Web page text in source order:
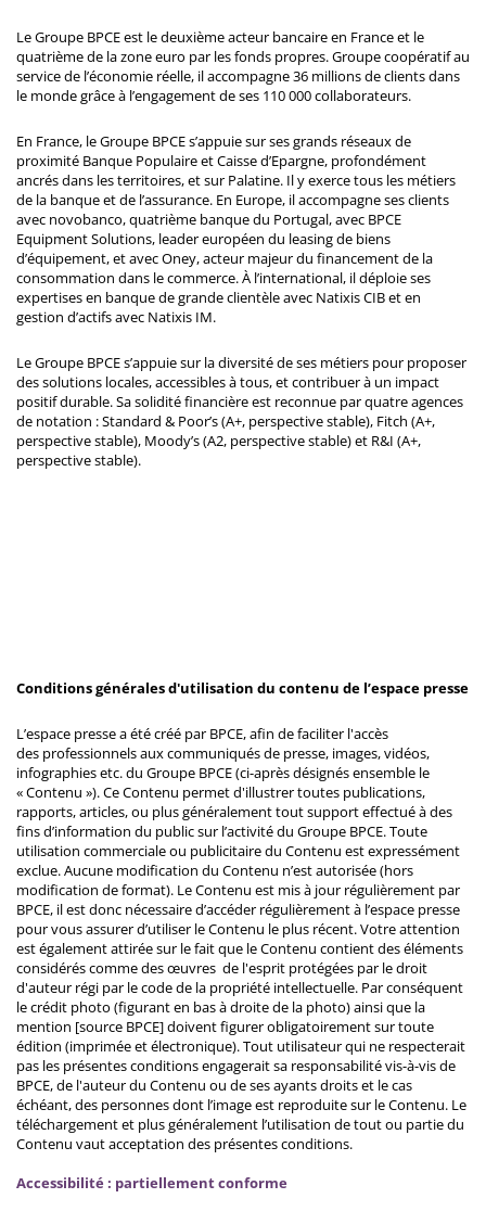
Le Groupe BPCE est le deuxième acteur bancaire en France et le
quatrième de la zone euro par les fonds propres. Groupe coopératif au
service de l’économie réelle, il accompagne 36 millions de clients dans
le monde grâce à l’engagement de ses 110 000 collaborateurs.
En France, le Groupe BPCE s’appuie sur ses grands réseaux de
proximité Banque Populaire et Caisse d’Epargne, profondément
ancrés dans les territoires, et sur Palatine. Il y exerce tous les métiers
de la banque et de l’assurance. En Europe, il accompagne ses clients
avec novobanco, quatrième banque du Portugal, avec BPCE
Equipment Solutions, leader européen du leasing de biens
d’équipement, et avec Oney, acteur majeur du financement de la
consommation dans le commerce. À l’international, il déploie ses
expertises en banque de grande clientèle avec Natixis CIB et en
gestion d’actifs avec Natixis IM.
Le Groupe BPCE s’appuie sur la diversité de ses métiers pour proposer
des solutions locales, accessibles à tous, et contribuer à un impact
positif durable. Sa solidité financière est reconnue par quatre agences
de notation : Standard & Poor’s (A+, perspective stable), Fitch (A+,
perspective stable), Moody’s (A2, perspective stable) et R&I (A+,
perspective stable).
Conditions générales d'utilisation du contenu de l’espace presse
L’espace presse a été créé par BPCE, afin de faciliter l'accès
des professionnels aux communiqués de presse, images, vidéos,
infographies etc. du Groupe BPCE (ci-après désignés ensemble le
« Contenu »). Ce Contenu permet d'illustrer toutes publications,
rapports, articles, ou plus généralement tout support effectué à des
fins d’information du public sur l’activité du Groupe BPCE. Toute
utilisation commerciale ou publicitaire du Contenu est expressément
exclue. Aucune modification du Contenu n’est autorisée (hors
modification de format). Le Contenu est mis à jour régulièrement par
BPCE, il est donc nécessaire d’accéder régulièrement à l’espace presse
pour vous assurer d’utiliser le Contenu le plus récent. Votre attention
est également attirée sur le fait que le Contenu contient des éléments
considérés comme des œuvres de l'esprit protégées par le droit
d'auteur régi par le code de la propriété intellectuelle. Par conséquent
le crédit photo (figurant en bas à droite de la photo) ainsi que la
mention [source BPCE] doivent figurer obligatoirement sur toute
édition (imprimée et électronique). Tout utilisateur qui ne respecterait
pas les présentes conditions engagerait sa responsabilité vis-à-vis de
BPCE, de l'auteur du Contenu ou de ses ayants droits et le cas
échéant, des personnes dont l’image est reproduite sur le Contenu. Le
téléchargement et plus généralement l’utilisation de tout ou partie du
Contenu vaut acceptation des présentes conditions.
Accessibilité : partiellement conforme